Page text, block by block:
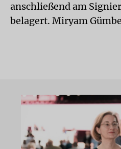
anschließend am
belagert. Miryam